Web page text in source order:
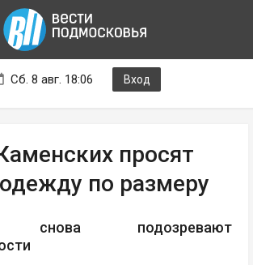
Сб. 8 авг. 18:06 Вход
просят
по размеру
снова подозревают